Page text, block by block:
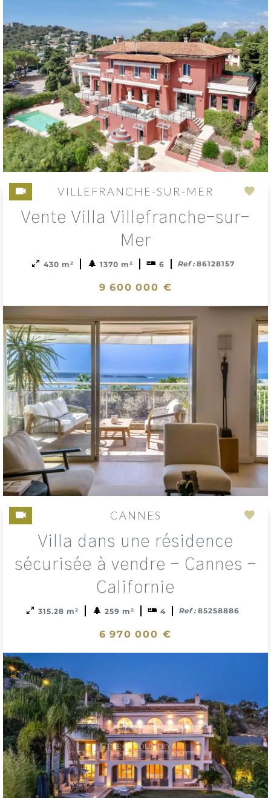
VILLEFRANCHE-SUR-MER
Vente Villa Villefranche-sur-
Mer
to
430 m² 1370 m² 6 Ref : 86128157
9 600 000 €
CANNES
Villa dans une résidence
sécurisée à vendre - Cannes -
Californie
315.28 m² 259 m² 4 Ref : 85258886
6 970 000 €